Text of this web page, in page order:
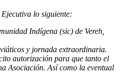
lo siguiente:
Indígena (sic) de Vereh,
y jornada extraordinaria.
autorización para que tanto el
Asociación. Así como la eventual